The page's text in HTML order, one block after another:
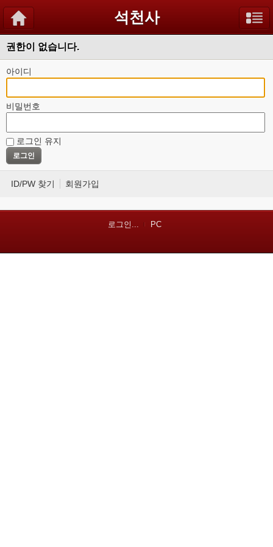
석천사
권한이 없습니다.
아이디
비밀번호
로그인 유지
ID/PW 찾기 회원가입
로그인... PC